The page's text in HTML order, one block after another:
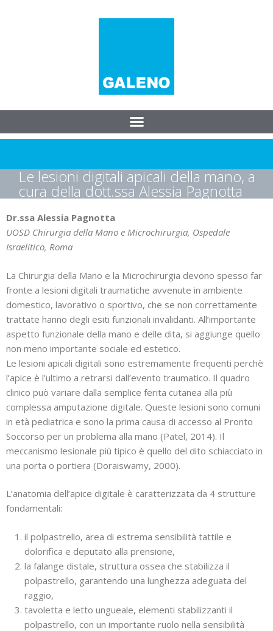
Le lesioni digitali apicali della mano, a
cura della dott.ssa Alessia Pagnotta
Dr.ssa Alessia Pagnotta
UOSD Chirurgia della Mano e Microchirurgia, Ospedale
Israelitico, Roma
La Chirurgia della Mano e la Microchirurgia devono spesso far
fronte a lesioni digitali traumatiche avvenute in ambiente
domestico, lavorativo o sportivo, che se non correttamente
trattate hanno degli esiti funzionali invalidanti. All’importante
aspetto funzionale della mano e delle dita, si aggiunge quello
non meno importante sociale ed estetico.
Le lesioni apicali digitali sono estremamente frequenti perchè
l’apice è l’ultimo a retrarsi dall’evento traumatico. Il quadro
clinico può variare dalla semplice ferita cutanea alla più
complessa amputazione digitale. Queste lesioni sono comuni
in età pediatrica e sono la prima causa di accesso al Pronto
Soccorso per un problema alla mano (Patel, 2014). Il
meccanismo lesionale più tipico è quello del dito schiacciato in
una porta o portiera (Doraiswamy, 2000).
L’anatomia dell’apice digitale è caratterizzata da 4 strutture
fondamentali:
il polpastrello, area di estrema sensibilità tattile e
dolorifica e deputato alla prensione,
la falange distale, struttura ossea che stabilizza il
polpastrello, garantendo una lunghezza adeguata del
raggio,
tavoletta e letto ungueale, elementi stabilizzanti il
polpastrello, con un importante ruolo nella sensibilità